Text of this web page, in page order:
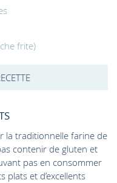
frite)
la traditionnelle farine de
contenir de gluten et
pas en consommer
plats et d’excellents